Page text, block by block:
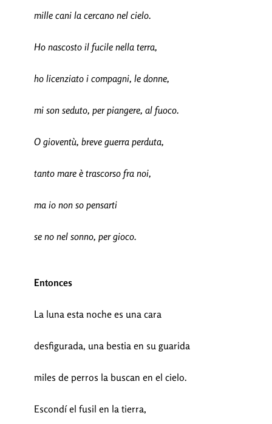
mille cani la cercano nel cielo.
Ho nascosto il fucile nella terra,
ho licenziato i compagni, le donne,
mi son seduto, per piangere, al fuoco.
O gioventù, breve guerra perduta,
tanto mare è trascorso fra noi,
ma io non so pensarti
se no nel sonno, per gioco.
Entonces
La luna esta noche es una cara
desfigurada, una bestia en su guarida
miles de perros la buscan en el cielo.
Escondí el fusil en la tierra,